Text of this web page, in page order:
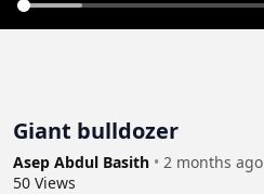
Giant bulldozer
Asep Abdul Basith • 2 months ago
50 Views